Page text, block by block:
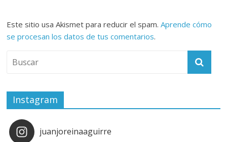
Este sitio usa Akismet para reducir el spam.Aprende cómo
se procesan los datos de tus comentarios.
Instagram
juanjoreinaaguirre